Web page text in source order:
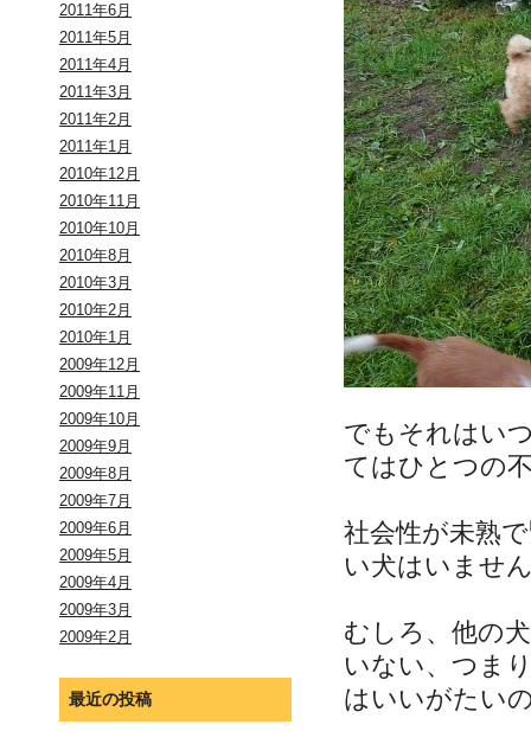
2011年6月
2011年5月
2011年4月
2011年3月
2011年2月
2011年1月
2010年12月
2010年11月
2010年10月
2010年8月
2010年3月
2010年2月
2010年1月
2009年12月
2009年11月
2009年10月
2009年9月
2009年8月
2009年7月
2009年6月
2009年5月
2009年4月
2009年3月
2009年2月
最近の投稿
でもそれはい
てはひとつの
社会性が未熟
い犬はいませ
むしろ、他の
いない、つま
はいいがたい